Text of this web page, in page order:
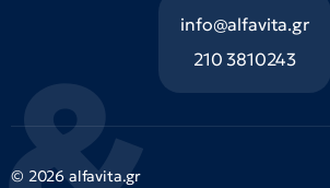
info@alfavita.gr
210 3810243
© 2026 alfavita.gr